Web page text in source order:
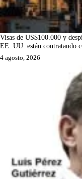
Visas de US$100.000 y
EE. UU. están contratando
4 agosto, 2026